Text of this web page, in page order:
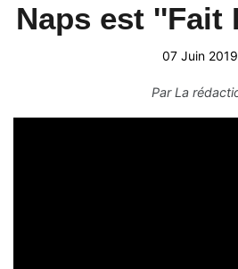
Naps est ''Fait
07 Juin 2019
ParLa